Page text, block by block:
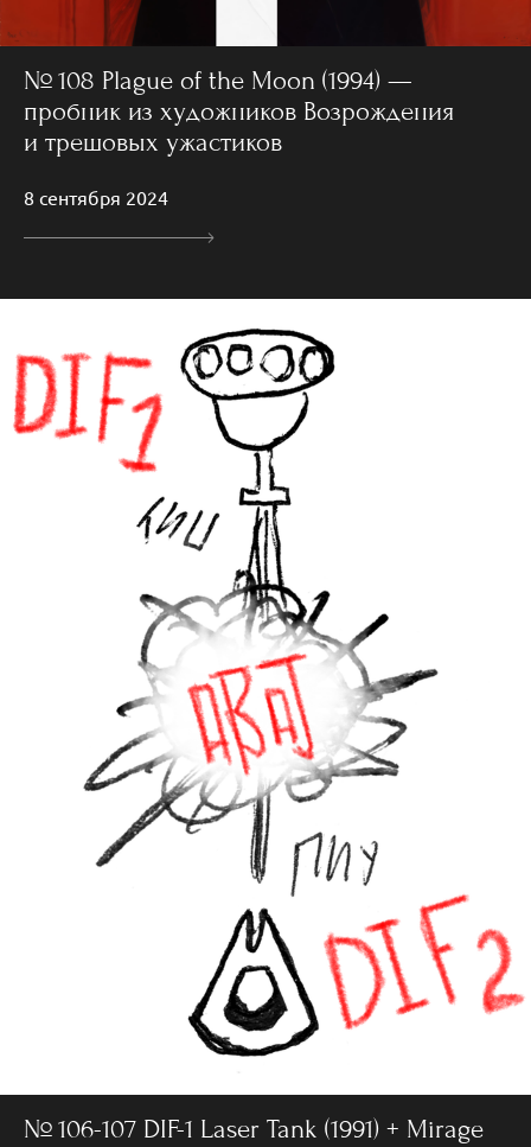
№ 108 Plague of the Moon (1994) —
пробник из художников Возрождения
и трешовых ужастиков
8 сентября 2024
№ 106-107 DIF-1 Laser Tank (1991) + Mirage